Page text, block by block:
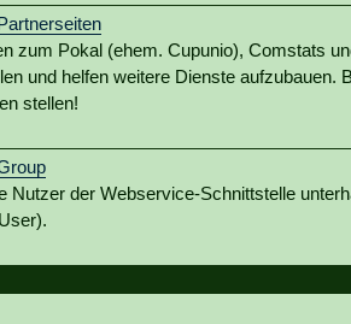
zum Pokal (ehem. Cupunio), Comstats
und helfen weitere Dienste aufzubauen.
stellen!
Nutzer der Webservice-Schnittstelle